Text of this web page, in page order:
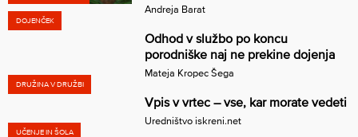
Andreja Barat
DOJENČEK
Odhod v službo po koncu
porodniške naj ne prekine dojenja
Mateja Kropec Šega
DRUŽINA V DRUŽBI
Vpis v vrtec – vse, kar morate vedeti
Uredništvo iskreni.net
UČENJE IN ŠOLA